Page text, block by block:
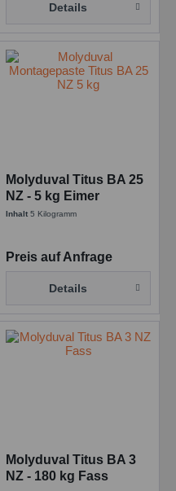
Details
Molyduval Titus BA 25
NZ - 5 kg Eimer
Montagepasten -
Inhalt5 Kilogramm
Preis auf Anfrage
Details
Molyduval Titus BA 3
NZ - 180 kg Fass